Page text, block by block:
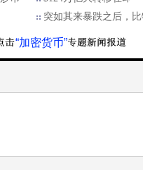
突如其来暴跌之后，
“加密货币”